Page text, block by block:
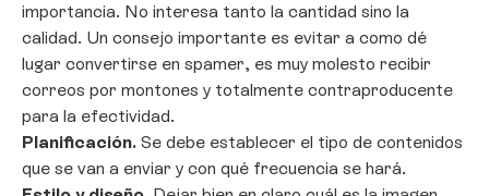
importancia. No interesa tanto la cantidad sino la
calidad. Un consejo importante es evitar a como dé
lugar convertirse en spamer, es muy molesto recibir
correos por montones y totalmente contraproducente
para la efectividad.
Planificación. Se debe establecer el tipo de contenidos
que se van a enviar y con qué frecuencia se hará.